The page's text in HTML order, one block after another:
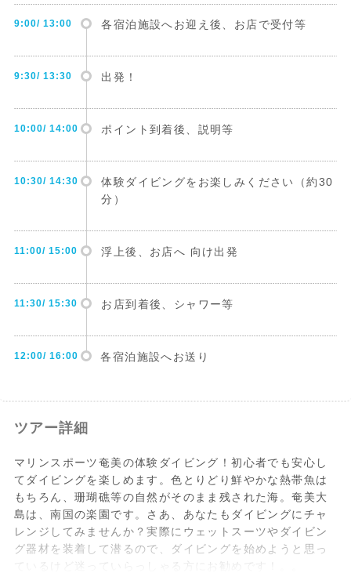
9:00/ 13:00 各宿泊施設へお迎え後、お店で受付等
9:30/ 13:30 出発！
10:00/ 14:00 ポイント到着後、説明等
10:30/ 14:30
体験ダイビングをお楽しみください（約30
分）
11:00/ 15:00 浮上後、お店へ 向け出発
11:30/ 15:30 お店到着後、シャワー等
12:00/ 16:00 各宿泊施設へお送り
ツアー詳細
マリンスポーツ奄美の体験ダイビング！初心者でも安心し
てダイビングを楽しめます。色とりどり鮮やかな熱帯魚は
もちろん、珊瑚礁等の自然がそのまま残された海。奄美大
島は、南国の楽園です。さあ、あなたもダイビングにチャ
レンジしてみませんか？実際にウェットスーツやダイビン
グ器材を装着して潜るので、ダイビングを始めようと思っ
ているけど迷っていらっしゃる方にお勧めです！。。